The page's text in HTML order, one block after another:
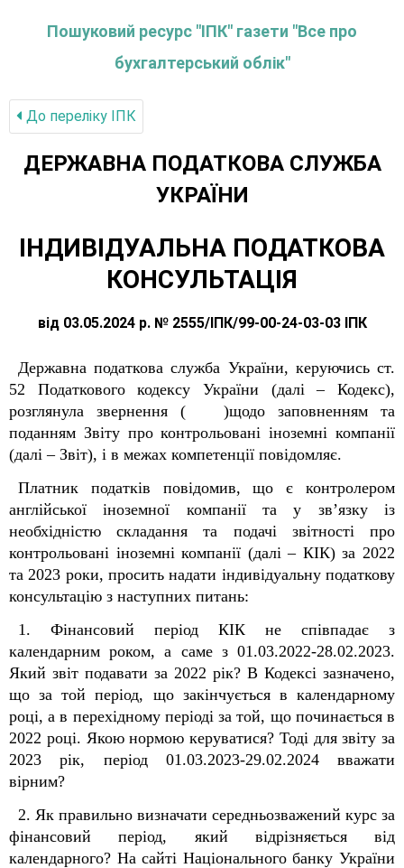
Пошуковий ресурс "ІПК" газети "Все про
бухгалтерський облік"
До переліку IПК
ДЕРЖАВНА ПОДАТКОВА СЛУЖБА
УКРАЇНИ
ІНДИВІДУАЛЬНА ПОДАТКОВА
КОНСУЛЬТАЦІЯ
від 03.05.2024 р. № 2555/ІПК/99-00-24-03-03 ІПК
Державна податкова служба України, керуючись ст.
52 Податкового кодексу України (далі – Кодекс),
розглянула звернення ( )щодо заповненням та
поданням Звіту про контрольовані іноземні компанії
(далі – Звіт), і в межах компетенції повідомляє.
Платник податків повідомив, що є контролером
англійської іноземної компанії та у зв’язку із
необхідністю складання та подачі звітності про
контрольовані іноземні компанії (далі – КІК) за 2022
та 2023 роки, просить надати індивідуальну податкову
консультацію з наступних питань:
1. Фінансовий період КІК не співпадає з
календарним роком, а саме з 01.03.2022-28.02.2023.
Який звіт подавати за 2022 рік? В Кодексі зазначено,
що за той період, що закінчується в календарному
році, а в перехідному періоді за той, що починається в
2022 році. Якою нормою керуватися? Тоді для звіту за
2023 рік, період 01.03.2023-29.02.2024 вважати
вірним?
2. Як правильно визначати середньозважений курс за
фінансовий період, який відрізняється від
календарного? На сайті Національного банку України